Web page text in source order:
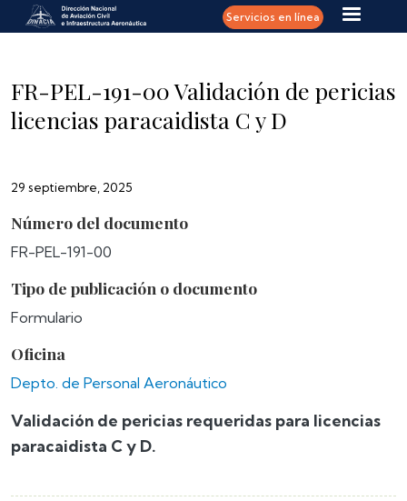
Pasar al contenido principal Servicios en línea
FR-PEL-191-00 Validación de pericias
licencias paracaidista C y D
29 septiembre, 2025
Número del documento
FR-PEL-191-00
Tipo de publicación o documento
Formulario
Oficina
Depto. de Personal Aeronáutico
Validación de pericias requeridas para licencias
paracaidista C y D.